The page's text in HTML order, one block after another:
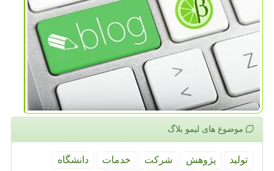
موضوع های لیمو بلاگ
تولید پژوهش شركت خدمات
دانشگاه